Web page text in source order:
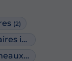
(2)
Nettoyage de panneaux solaires industriels
Robot de nettoyage de panneaux solaires
le